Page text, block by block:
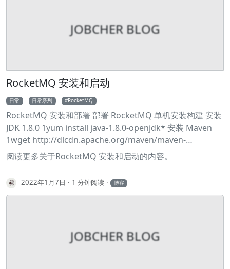
~/.ssh/id_rsa.pubroot@192.168.99.1993ssh-copy-id -i
~/.ssh/id_rsa.pubroot@192.168.99.2191vim /etc/hosts
2192.
JOBCHER BLOG
RocketMQ 安装和启动
日常 日常系列 RocketMQ
RocketMQ 安装和部署 部署 RocketMQ 单机安装构建 安装
JDK 1.8.0 1yum install java-1.8.0-openjdk* 安装 Maven
1wget http://dlcdn.apache.org/maven/maven-
3/3.8.4/binaries/apache-maven-3.8.4-bin.tar.gz 2tar -zxvf
apache-maven-3.8.4-bin.tar.gz 3mv -f apache-maven-
3.8.4 /usr/local/ 4vim /etc/profile 5# 末尾添加 6export
MAVEN_HOME=/usr/local/apache-maven-3.8.4 7export
https://github.com/openmessaging/openmessaging-
阅读更多关于RocketMQ 安装和启动的内容。
2022年1月7日 1 分钟阅读 博客
JOBCHER BLOG